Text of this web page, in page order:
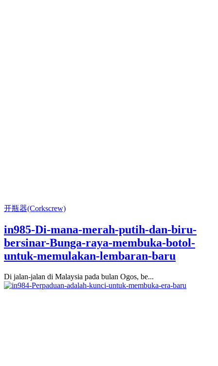
开瓶器(Corkscrew)
in985-Di-mana-merah-putih-dan-biru-
bersinar-Bunga-raya-membuka-botol-
untuk-memulakan-lembaran-baru
Di jalan-jalan di Malaysia pada bulan Ogos, be...